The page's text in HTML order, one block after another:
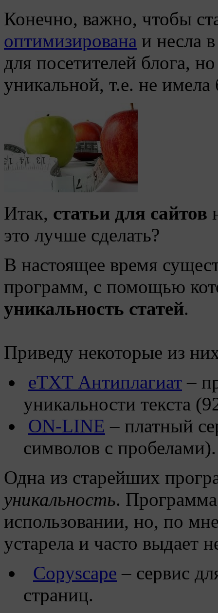
Конечно, важно, чтобы
оптимизирована и несла
для посетителей блога,
уникальной, т.е. не
Итак, статьи для сайтов
это лучше сделать?
В настоящее время
программ, с помощью
уникальность статей.
Приведу некоторые из
eTXT Антиплагиат –
уникальности текста
ON-LINE – платный
символов с пробелами).
Одна из старейших
уникальность. Программа
использовании, но, по
устарела и часто выдает
Copyscape – сервис
страниц.